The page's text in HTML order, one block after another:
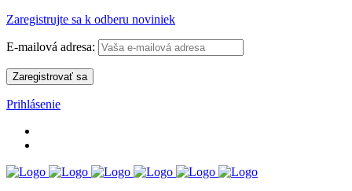
Zaregistrujte sa k odberu noviniek
E-mailová adresa:
Prihlásenie